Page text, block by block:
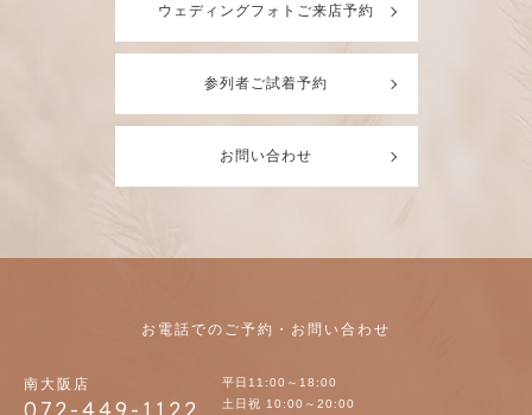
お客様からお預かりした個人情報については、 当社に
おいて厳重に管理しており、個人情報の漏洩、流用、
情報の第三者への提供 当社は、お客様からお預かりし
た個人情報を、正当な事由のある場合を除き第三者へ
提供・開示することは一切ありません。但し、法律に
提供を防止いたします。
クセスログという形式で記録しています。アクセスロ
ス、ブラウザの種類、アクセス日時等が含まれます。
ウェディングフォトご来店予約
参列者ご試着予約
お問い合わせ
お電話でのご予約・お問い合わせ
南大阪店
平日11:00～18:00
土日祝 10:00～20:00